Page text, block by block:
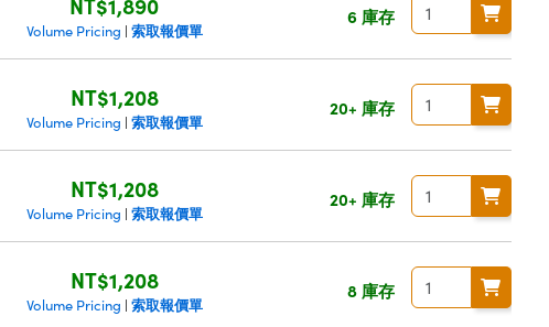
Volume Pricing | 索取報價單
6 庫存
NT$1,208
Volume Pricing | 索取報價單
20+ 庫存
NT$1,208
Volume Pricing | 索取報價單
20+ 庫存
NT$1,208
Volume Pricing | 索取報價單
8 庫存